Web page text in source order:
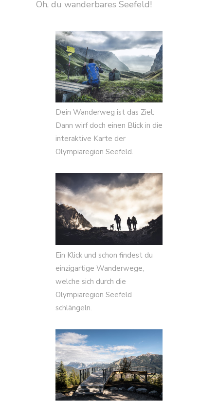
Oh, du wanderbares Seefeld!
Dein Wanderweg ist das Ziel:
Dann wirf doch einen Blick in die
interaktive Karte der
Olympiaregion Seefeld.
Ein Klick und schon findest du
einzigartige Wanderwege,
welche sich durch die
Olympiaregion Seefeld
schlängeln.